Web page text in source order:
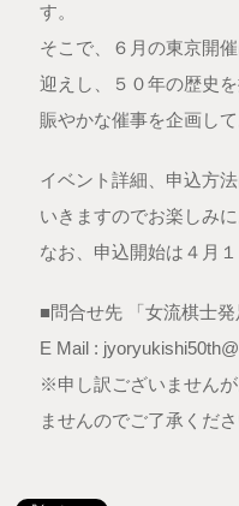
す。
そこで、６月の東京開
迎えし、５０年の歴史
賑やかな催事を企画して
イベント詳細、申込方
いきますのでお楽しみ
なお、申込開始は４月
■問合せ先 「女流棋士発
E Mail :
※申し訳ございません
ませんのでご了承くださ